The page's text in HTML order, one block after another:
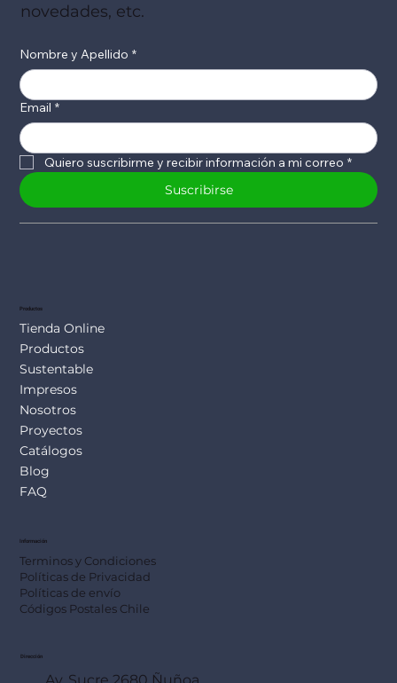
novedades, etc.
Nombre y Apellido *
Email *
Quiero suscribirme y recibir información a mi correo *
Suscribirse
Productos
Tienda Online
Productos
Sustentable
Impresos
Nosotros
Proyectos
Catálogos
Blog
FAQ
Información
Terminos y Condiciones
Políticas de Privacidad
Políticas de envío
Códigos Postales Chile
Dirección